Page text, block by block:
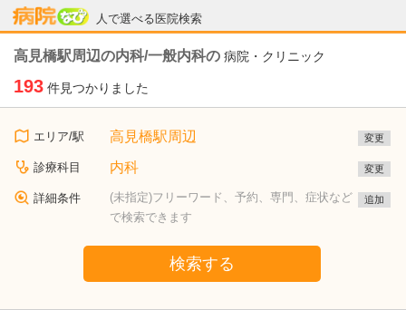
人で選べる医院検索
病院なび
高見橋駅周辺の内科/一般内科の 病院・クリニック
193 件見つかりました
エリア/駅 高見橋駅周辺 変更
診療科目 内科 変更
詳細条件
(未指定)フリーワード、予約、専門、症状など
で検索できます
追加
検索する